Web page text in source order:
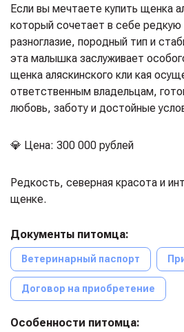
Если вы мечтаете купить щенка
который сочетает в себе
разноглазие, породный тип и
эта малышка заслуживает
щенка аляскинского кли кая
ответственным владельцам,
любовь, заботу и достойные
💎 Цена: 300 000 рублей
Редкость, северная красота и
щенке.
Документы питомца:
Ветеринарный паспорт
Договор на приобретение
Особенности питомца: